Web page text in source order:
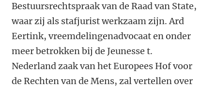
Bestuursrechtspraak van de Raad van State,
waar zij als stafjurist werkzaam zijn. Ard
Eertink, vreemdelingenadvocaat en onder
meer betrokken bij de Jeunesse t.
Nederland zaak van het Europees Hof voor
de Rechten van de Mens, zal vertellen over